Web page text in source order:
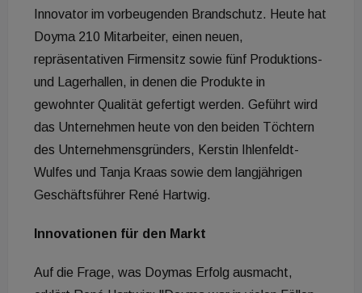
Innovator im vorbeugenden Brandschutz. Heute hat
Doyma 210 Mitarbeiter, einen neuen,
repräsentativen Firmensitz sowie fünf Produktions-
und Lagerhallen, in denen die Produkte in
gewohnter Qualität gefertigt werden. Geführt wird
das Unternehmen heute von den beiden Töchtern
des Unternehmensgründers, Kerstin Ihlenfeldt-
Wulfes und Tanja Kraas sowie dem langjährigen
Geschäftsführer René Hartwig.
Innovationen für den Markt
Auf die Frage, was Doymas Erfolg ausmacht,